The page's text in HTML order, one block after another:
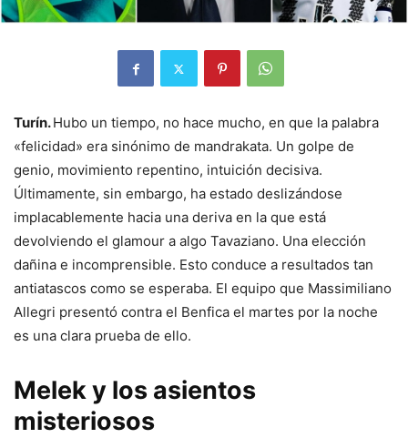
Turín.Hubo un tiempo, no hace mucho, en que la palabra
«felicidad» era sinónimo de mandrakata. Un golpe de
genio, movimiento repentino, intuición decisiva.
Últimamente, sin embargo, ha estado deslizándose
implacablemente hacia una deriva en la que está
devolviendo el glamour a algo Tavaziano. Una elección
dañina e incomprensible. Esto conduce a resultados tan
antiatascos como se esperaba. El equipo que Massimiliano
Allegri presentó contra el Benfica el martes por la noche
es una clara prueba de ello.
Melek y los asientos
misteriosos